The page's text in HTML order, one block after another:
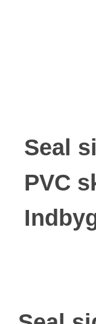
Seal
PVC